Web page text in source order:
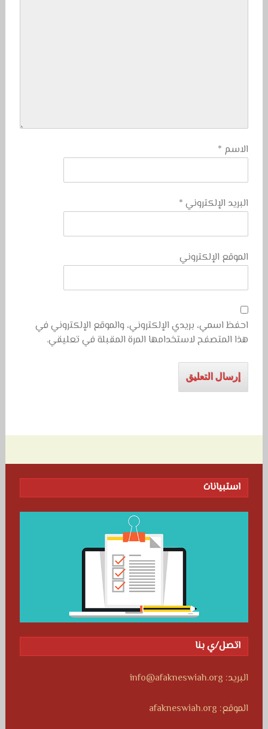
الاسم *
البريد الإلكتروني *
الموقع الإلكتروني
احفظ اسمي، بريدي الإلكتروني، والموقع الإلكتروني في
هذا المتصفح لاستخدامها المرة المقبلة في تعليقي.
استبيانات
اتصل/ي بنا
البريد: info@afakneswiah.org
الموقع: afakneswiah.org